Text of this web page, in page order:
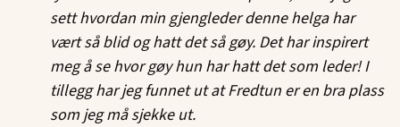
sett hvordan min gjengleder denne helga har
vært så blid og hatt det så gøy. Det har inspirert
meg å se hvor gøy hun har hatt det som leder! I
tillegg har jeg funnet ut at Fredtun er en bra plass
som jeg må sjekke ut.